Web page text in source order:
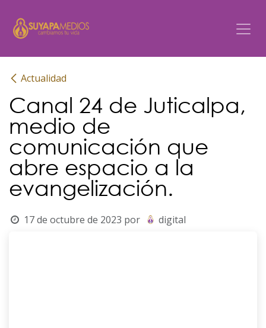
Actualidad
Canal 24 de Juticalpa,
medio de
comunicación que
abre espacio a la
evangelización.
17 de octubre de 2023 por digital